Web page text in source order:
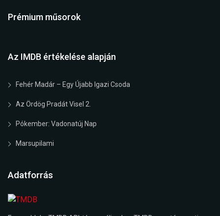
Prémium műsorok
Az IMDB értékelése alapján
Fehér Madár – Egy Újabb Igazi Csoda
Az Ördög Pradát Visel 2.
Pókember: Vadonatúj Nap
Marsupilami
Adatforrás